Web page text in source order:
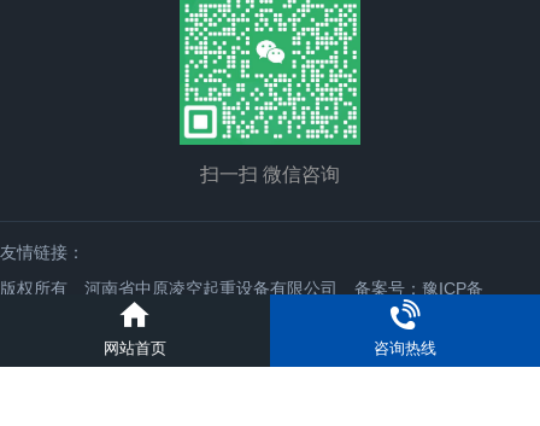
扫一扫 微信咨询
友情链接：
版权所有 河南省中原凌空起重设备有限公司 备案号：豫ICP备
网站首页 咨询热线